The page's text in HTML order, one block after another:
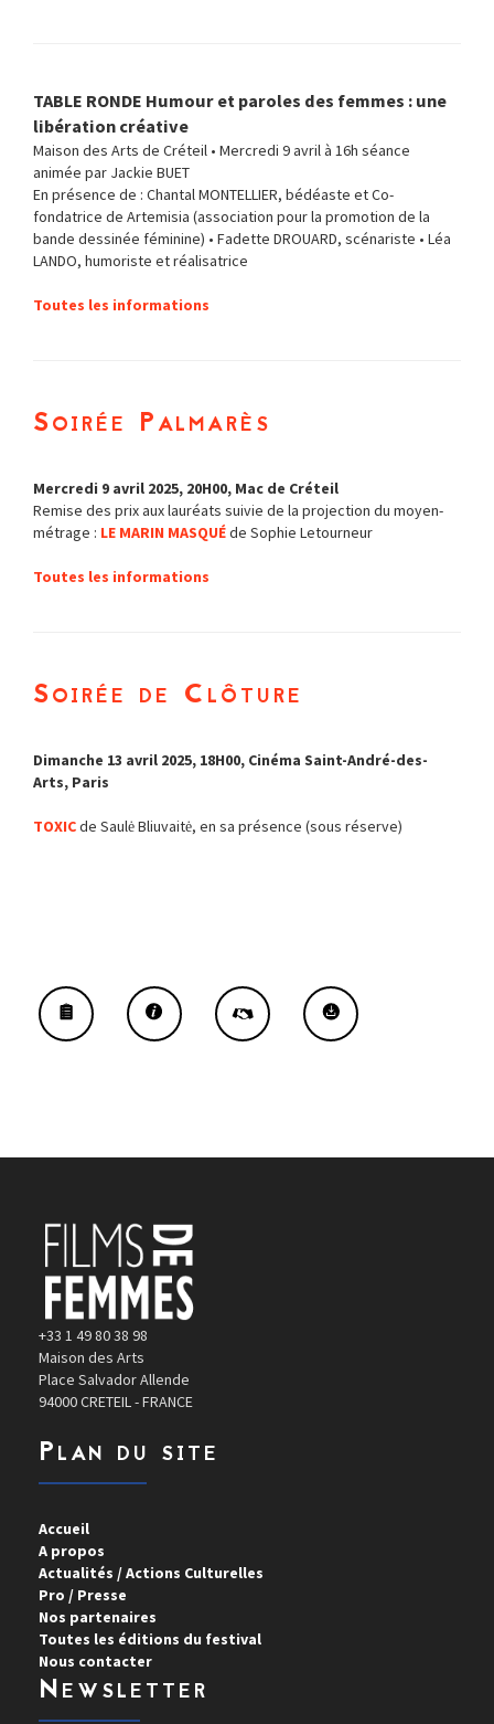
TABLE RONDE Humour et paroles des femmes : une
libération créative
Maison des Arts de Créteil • Mercredi 9 avril à 16h séance
animée par Jackie BUET
En présence de : Chantal MONTELLIER, bédéaste et Co-
fondatrice de Artemisia (association pour la promotion de la
bande dessinée féminine) • Fadette DROUARD, scénariste • Léa
LANDO, humoriste et réalisatrice
Toutes les informations
Soirée Palmarès
Mercredi 9 avril 2025, 20H00, Mac de Créteil
Remise des prix aux lauréats suivie de la projection du moyen-
métrage : LE MARIN MASQUÉde Sophie Letourneur
Toutes les informations
Soirée de Clôture
Dimanche 13 avril 2025, 18H00, Cinéma Saint-André-des-
Arts, Paris
TOXICde Saulė Bliuvaitė, en sa présence (sous réserve)
+33 1 49 80 38 98
Maison des Arts
Place Salvador Allende
94000 CRETEIL - FRANCE
Plan du site
Accueil
A propos
Actualités / Actions Culturelles
Pro / Presse
Nos partenaires
Toutes les éditions du festival
Nous contacter
Newsletter